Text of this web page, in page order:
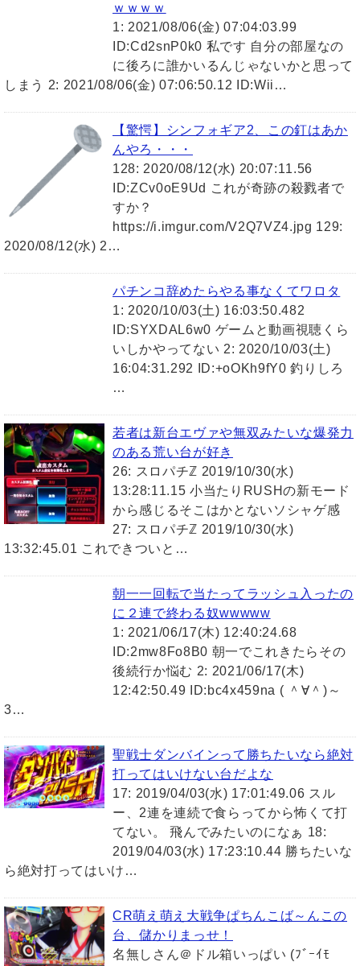
ｗｗｗｗ
1: 2021/08/06(金) 07:04:03.99
ID:Cd2snP0k0 私です 自分の部屋なの
に後ろに誰かいるんじゃないかと思って
しまう 2: 2021/08/06(金) 07:06:50.12 ID:Wii…
【驚愕】シンフォギア2、この釘はあか
んやろ・・・
128: 2020/08/12(水) 20:07:11.56
ID:ZCv0oE9Ud これが奇跡の殺戮者で
すか？
https://i.imgur.com/V2Q7VZ4.jpg 129:
2020/08/12(水) 2…
パチンコ辞めたらやる事なくてワロタ
1: 2020/10/03(土) 16:03:50.482
ID:SYXDAL6w0 ゲームと動画視聴くら
いしかやってない 2: 2020/10/03(土)
16:04:31.292 ID:+oOKh9fY0 釣りしろ
…
若者は新台エヴァや無双みたいな爆発力
のある荒い台が好き
26: スロパチℤ 2019/10/30(水)
13:28:11.15 小当たりRUSHの新モード
から感じるそこはかとないソシャゲ感
27: スロパチℤ 2019/10/30(水)
13:32:45.01 これできついと…
朝一一回転で当たってラッシュ入ったの
に２連で終わる奴wwwww
1: 2021/06/17(木) 12:40:24.68
ID:2mw8Fo8B0 朝一でこれきたらその
後続行か悩む 2: 2021/06/17(木)
12:42:50.49 ID:bc4x459na ( ＾∀＾)～
3…
聖戦士ダンバインって勝ちたいなら絶対
打ってはいけない台だよな
17: 2019/04/03(水) 17:01:49.06 スル
ー、2連を連続で食らってから怖くて打
てない。 飛んでみたいのになぁ 18:
2019/04/03(水) 17:23:10.44 勝ちたいな
ら絶対打ってはいけ…
CR萌え萌え大戦争ぱちんこば～んこの
台、儲かりまっせ！
名無しさん＠ドル箱いっぱい (ﾌﾞｰｲﾓ